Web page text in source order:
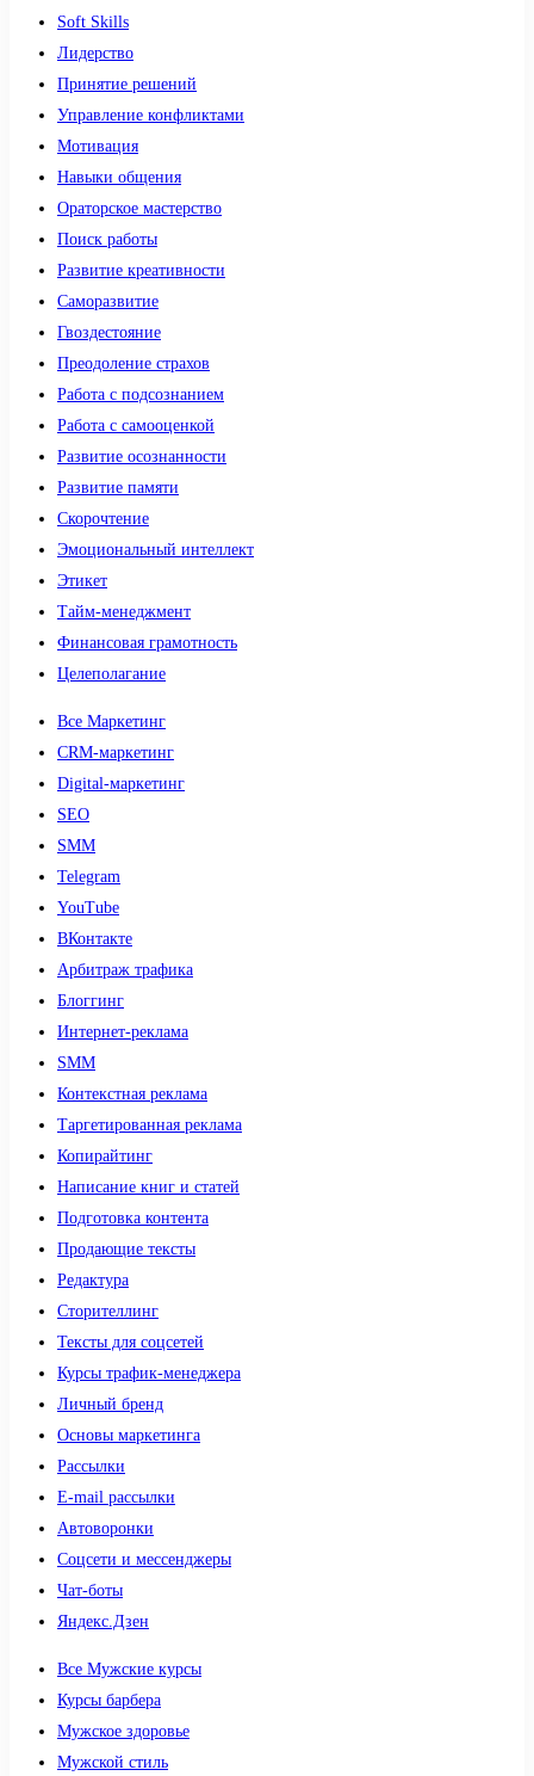
Soft Skills
Лидерство
Принятие решений
Управление конфликтами
Мотивация
Навыки общения
Ораторское мастерство
Поиск работы
Развитие креативности
Саморазвитие
Гвоздестояние
Преодоление страхов
Работа с подсознанием
Работа с самооценкой
Развитие осознанности
Развитие памяти
Скорочтение
Эмоциональный интеллект
Этикет
Тайм-менеджмент
Финансовая грамотность
Целеполагание
Все Маркетинг
CRM-маркетинг
Digital-маркетинг
SEO
SMM
Telegram
YouTube
ВКонтакте
Арбитраж трафика
Блоггинг
Интернет-реклама
SMM
Контекстная реклама
Таргетированная реклама
Копирайтинг
Написание книг и статей
Подготовка контента
Продающие тексты
Редактура
Сторителлинг
Тексты для соцсетей
Курсы трафик-менеджера
Личный бренд
Основы маркетинга
Рассылки
E-mail рассылки
Автоворонки
Соцсети и мессенджеры
Чат-боты
Яндекс.Дзен
Все Мужские курсы
Курсы барбера
Мужское здоровье
Мужской стиль